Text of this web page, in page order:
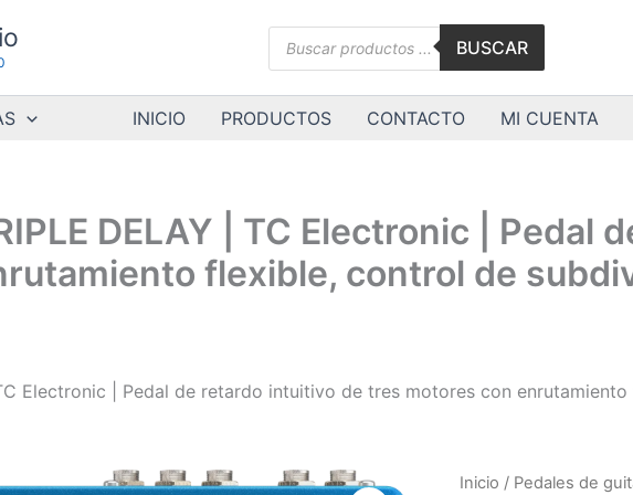
Búsqueda
BUSCAR
INICIO PRODUCTOS CONTACTO MI CUENTA
DELAY | TC Electronic | Pedal
flexible, control de
TC Electronic | Pedal de retardo intuitivo de tres motores con
Inicio / Pedales de
FLASHBACK